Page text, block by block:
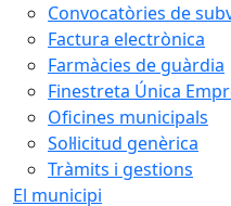
Convocatòries de
Factura electrònica
Farmàcies de guàrdia
Finestreta Única
Oficines municipals
Sol·licitud genèrica
Tràmits i gestions
El municipi